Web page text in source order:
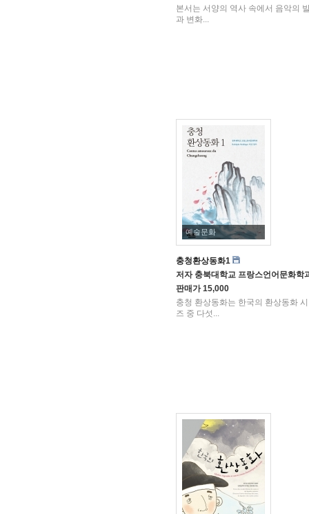
본서는 서양의 역사 속에서 음악의
과 변화...
예술문화
충청환상동화1
저자충북대학교 프랑스언어문화학
판매가15,000
충청 환상동화는 한국의 환상동화
즈 중 다섯...